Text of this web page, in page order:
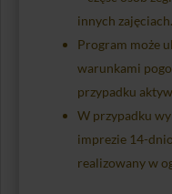
innych zajęciach.
Program może
warunkami
przypadku
W przypadku
imprezie 14-
realizowany w